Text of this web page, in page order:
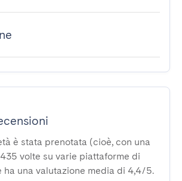
è stata prenotata (cioè, con una
volte su varie piattaforme di
ha una valutazione media di 4,4/5.